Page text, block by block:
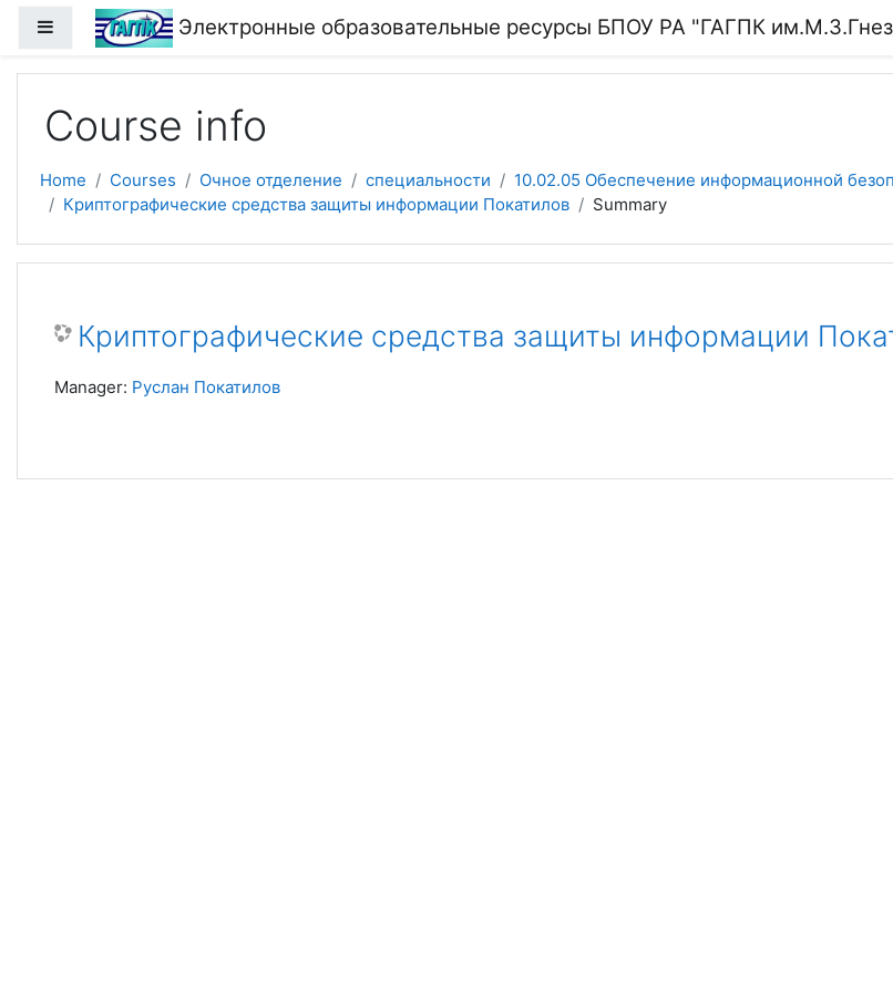
Skip to main content
Side panel Электронные образовательные ресурсы БПОУ РА "ГАГПК
Course info
Home Courses Очное отделение специальности
10.02.05 Обеспечение информационной
Криптографические средства защиты информации Покатилов
Summary
Криптографические средства защиты информации
Manager: Руслан Покатилов